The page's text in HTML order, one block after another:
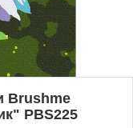
Brushme
PBS225